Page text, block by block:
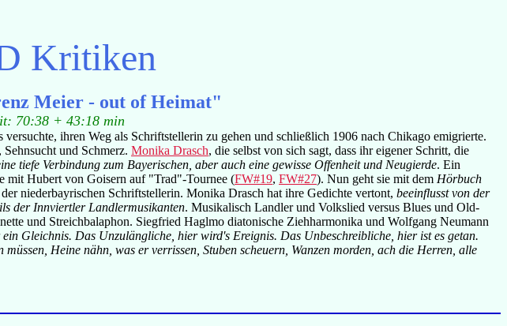
Kritiken
Meier - out of Heimat"
70:38 + 43:18 min
ihren Weg als Schriftstellerin zu gehen und schließlich 1906 nach Chikago emigrierte.
und Schmerz. Monika Drasch, die selbst von sich sagt, dass ihr eigener Schritt, die
tiefe Verbindung zum Bayerischen, aber auch eine gewisse Offenheit und Neugierde. Ein
mit Hubert von Goisern auf "Trad"-Tournee (FW#19, FW#27). Nun geht sie mit dem Hörbuch
niederbayrischen Schriftstellerin. Monika Drasch hat ihre Gedichte vertont, beeinflusst von der
der Innviertler Landlermusikanten. Musikalisch Landler und Volkslied versus Blues und Old-
und Streichbalaphon. Siegfried Haglmo diatonische Ziehharmonika und Wolfgang Neumann
Gleichnis. Das Unzulängliche, hier wird's Ereignis. Das Unbeschreibliche, hier ist es getan.
Heine nähn, was er verrissen, Stuben scheuern, Wanzen morden, ach die Herren, alle